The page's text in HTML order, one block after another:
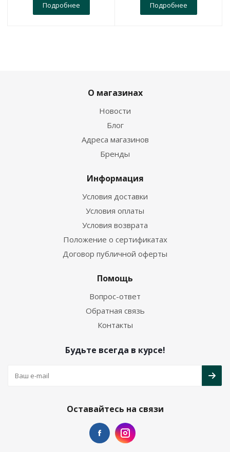
Подробнее Подробнее
О магазинах
Новости
Блог
Адреса магазинов
Бренды
Информация
Условия доставки
Условия оплаты
Условия возврата
Положение о сертификатах
Договор публичной оферты
Помощь
Вопрос-ответ
Обратная связь
Контакты
Будьте всегда в курсе!
Оставайтесь на связи